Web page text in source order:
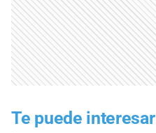
Te puede interesar